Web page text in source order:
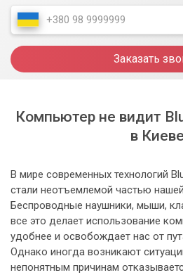
Заказать
Компьютер не видит
в Киеве
В мире современных технологий
стали неотъемлемой частью
Беспроводные наушники, мыши,
все это делает использование
удобнее и освобождает нас от
Однако иногда возникают
непонятным причинам